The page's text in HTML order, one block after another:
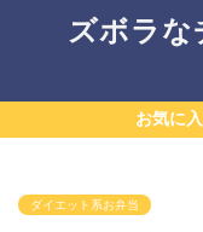
ズボラな
お気に
ダイエット系お弁当